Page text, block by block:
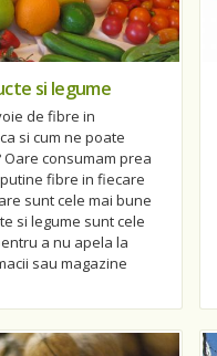
si legume
de fibre in
si cum ne poate
consumam prea
fibre in fiecare
sunt cele mai bune
si legume sunt cele
a nu apela la
sau magazine